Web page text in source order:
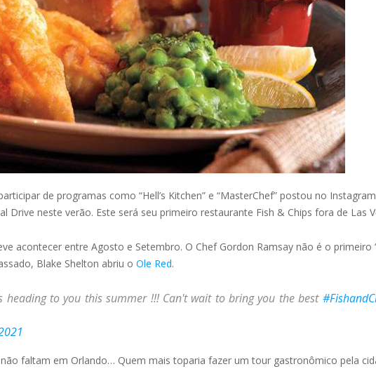
de programas como “Hell’s Kitchen” e “MasterChef” postou no
Drive neste verão. Este será seu primeiro restaurante Fish & Chips fora de Las
acontecer entre Agosto e Setembro. O Chef Gordon Ramsay não é o primeiro
Blake Shelton abriu o Ole Red.
heading to you this summer !!! Can't wait to bring you the best
faltam em Orlando… Quem mais toparia fazer um tour gastronômico pela